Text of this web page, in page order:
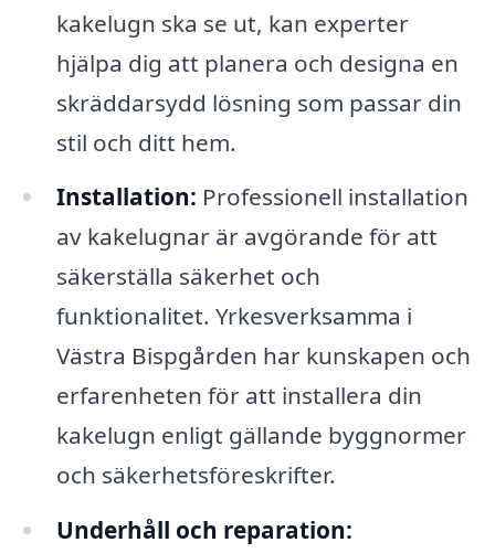
kakelugn ska se ut, kan experter
hjälpa dig att planera och designa en
skräddarsydd lösning som passar din
stil och ditt hem.
Installation: Professionell installation
av kakelugnar är avgörande för att
säkerställa säkerhet och
funktionalitet. Yrkesverksamma i
Västra Bispgården har kunskapen och
erfarenheten för att installera din
kakelugn enligt gällande byggnormer
och säkerhetsföreskrifter.
Underhåll och reparation: